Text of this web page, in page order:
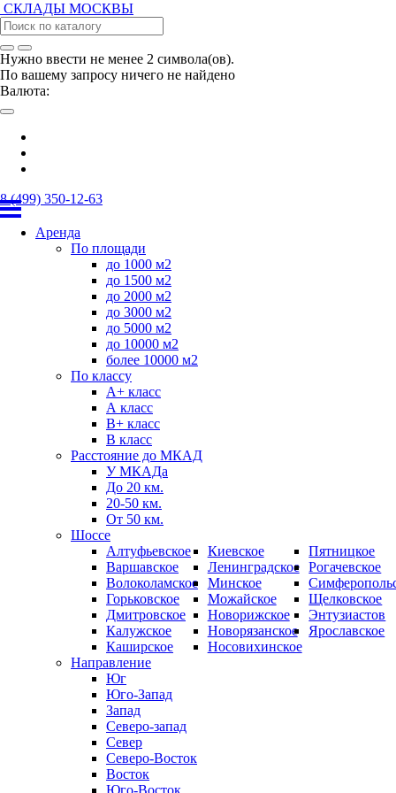
СКЛАДЫ МОСКВЫ
Нужно ввести не менее 2 символа(ов).
По вашему запросу ничего не найдено
Валюта:
8 (499) 350-12-63
Аренда
По площади
до 1000 м2
до 1500 м2
до 2000 м2
до 3000 м2
до 5000 м2
до 10000 м2
более 10000 м2
По классу
А+ класс
А класс
B+ класс
В класс
Расстояние до МКАД
У МКАДа
До 20 км.
20-50 км.
От 50 км.
Шоссе
Алтуфьевское
Варшавское
Волоколамское
Горьковское
Дмитровское
Калужское
Каширское
Киевское
Ленинградское
Минское
Можайское
Новорижское
Новорязанское
Носовихинское
Пятницкое
Рогачевское
Щелковское
Энтузиастов
Ярославское
Направление
Юг
Юго-Запад
Запад
Северо-запад
Север
Северо-Восток
Восток
Юго-Восток